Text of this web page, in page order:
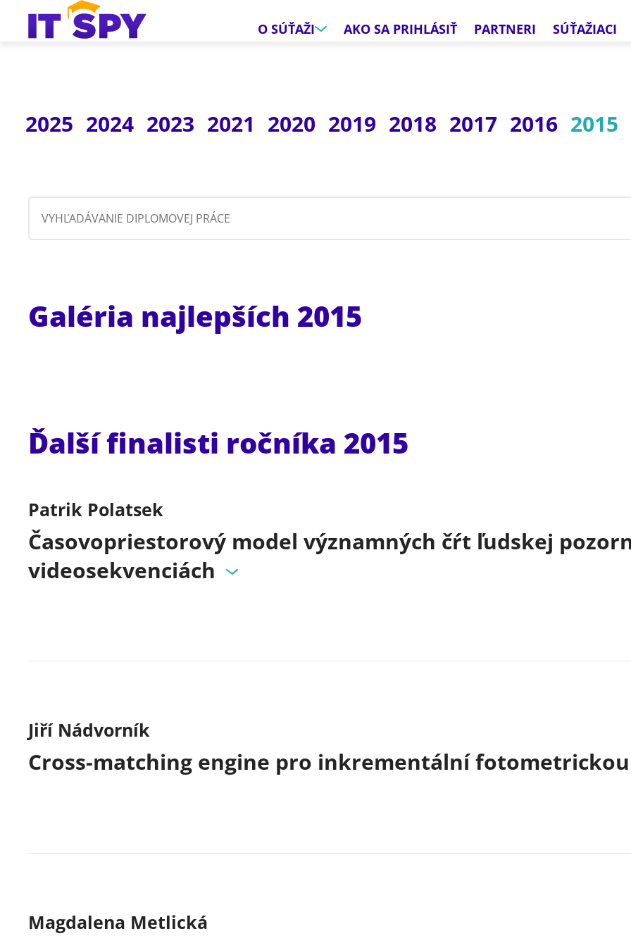
O SÚŤAŽI AKO SA PRIHLÁSIŤ PARTNERI SÚŤAŽIACI
2025 2024 2023 2021 2020 2019 2018 2017 2016 2015
Galéria najlepších 2015
Ďalší finalisti ročníka 2015
Patrik Polatsek
Časovopriestorový model významných čŕt ľudskej
videosekvenciách
Jiří Nádvorník
Cross-matching engine pro inkrementální
Magdalena Metlická